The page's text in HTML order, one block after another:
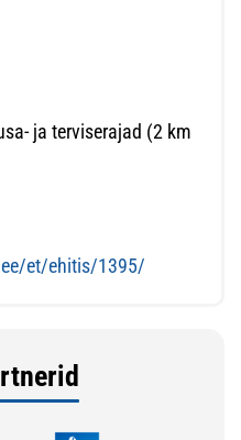
ja terviserajad (2 km
et/ehitis/1395/